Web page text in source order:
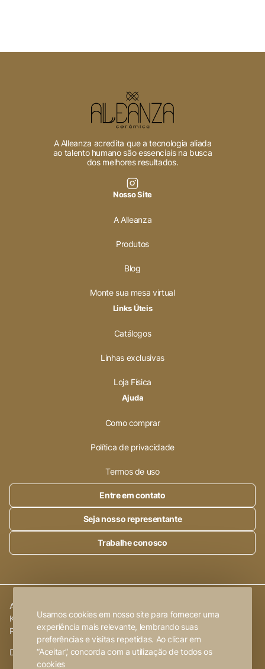
Usamos cookies em nosso site para fornecer uma
experiência mais relevante, lembrando suas
preferências e visitas repetidas. Ao clicar em
“Aceitar”, concorda com a utilização de todos os
cookies
A Alleanza acredita que a tecnologia aliada
ao talento humano são essenciais na busca
dos melhores resultados.
Nosso Site
A Alleanza
Produtos
Blog
Monte sua mesa virtual
Links Úteis
Catálogos
Linhas exclusivas
Loja Física
Ajuda
Como comprar
Política de privacidade
Termos de uso
Entre em contato
Seja nosso representante
Trabalhe conosco
Alleanza Cerâmica | CNPJ.:
Km 101,6
Porto Ferreira-SP
Desenvolvido porFW2 Propaganda ❤